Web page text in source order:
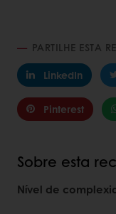
PARTILHE ESTA
LinkedIn
Pinterest
Sobre esta
Nível de